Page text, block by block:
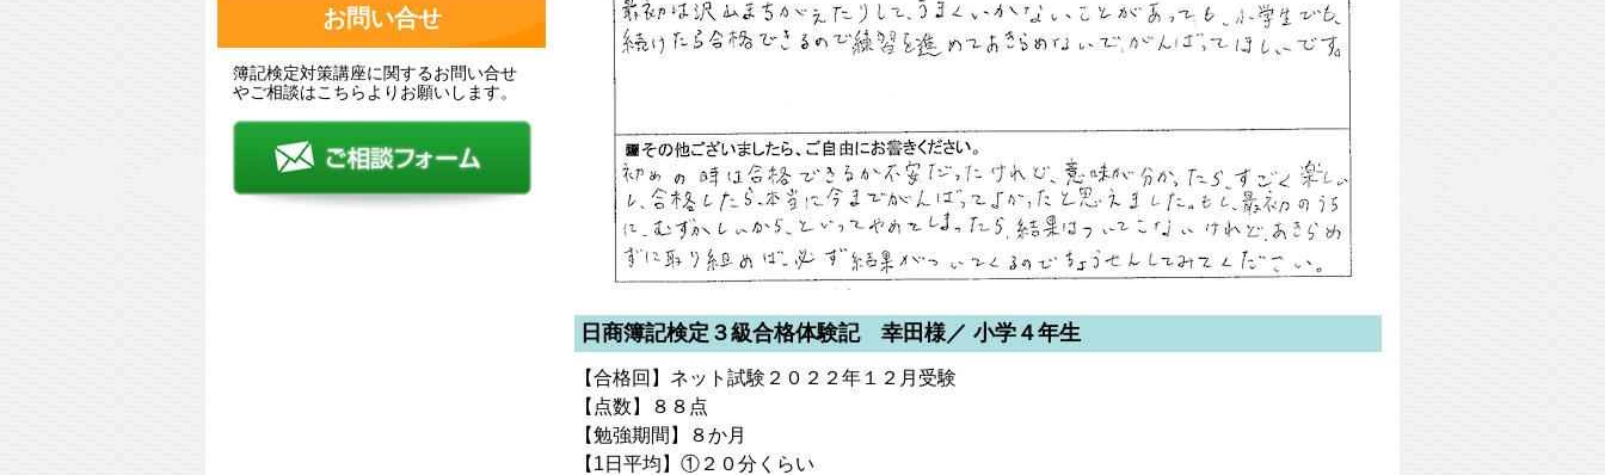
日商簿記検定３級合格体験記 幸田様／ 小学４年生
【合格回】ネット試験２０２２年１２月受験
【点数】８８点
【勉強期間】８か月
【1日平均】①２０分くらい
お問い合せ
簿記検定対策講座に関するお問い合せ
やご相談はこちらよりお願いします。